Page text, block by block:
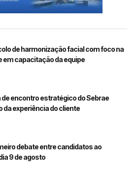
de harmonização facial com foco na
em capacitação da equipe
encontro estratégico do Sebrae
da experiência do cliente
debate entre candidatos ao
9 de agosto